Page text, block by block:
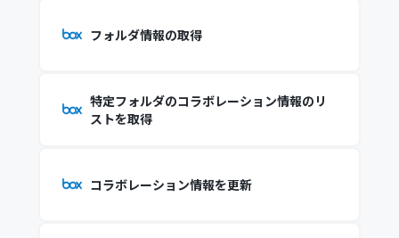
フォルダ情報の取得
特定フォルダのコラボレーション情報のリ
ストを取得
コラボレーション情報を更新